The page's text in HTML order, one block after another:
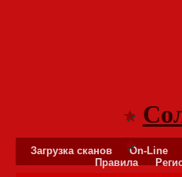
Загрузка сканов On-Line
Правила